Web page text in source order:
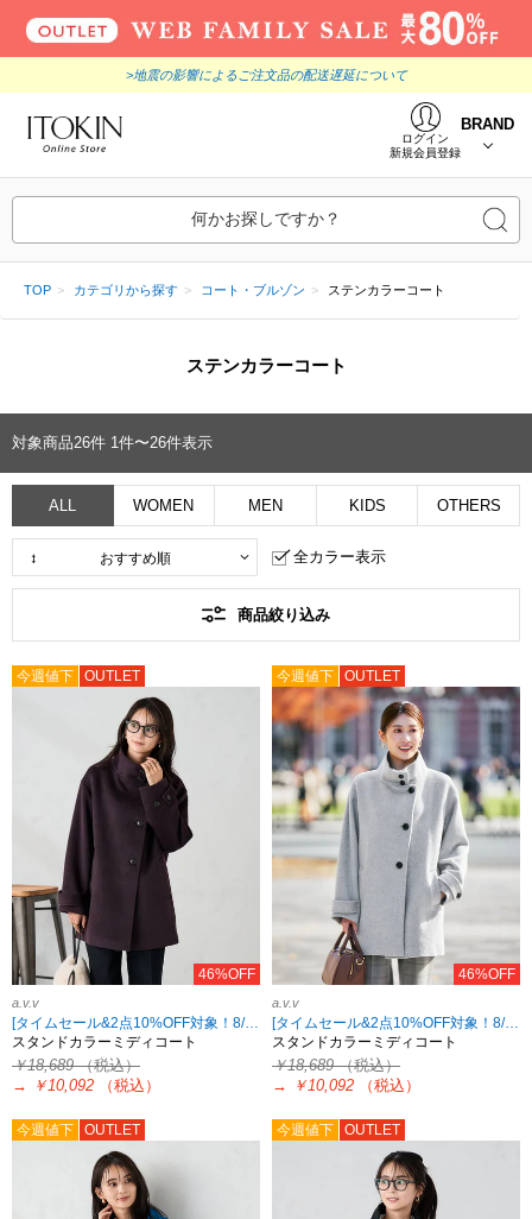
>地震の影響によるご注文品の配送遅延について
ログイン
新規会員登録
BRAND
何かお探しですか？
TOP カテゴリから探す コート・ブルゾン ステンカラーコート
ステンカラーコート
対象商品26件 1件〜26件表示
ALL WOMEN MEN KIDS OTHERS
全カラー表示
商品絞り込み
今週値下 OUTLET
46%OFF
a.v.v
[タイムセール&2点10%OFF対象！8/17 8:59まで]
スタンドカラーミディコート
￥18,689（税込）
→
￥10,092 （税込）
今週値下 OUTLET
46%OFF
a.v.v
[タイムセール&2点10%OFF対象！8/17 8:59まで]
スタンドカラーミディコート
￥18,689（税込）
→
￥10,092 （税込）
今週値下 OUTLET 今週値下 OUTLET